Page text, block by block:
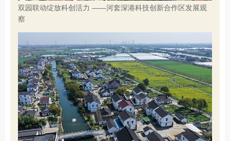
双园联动绽放科创活力 ——河套深港科技创新合作区发展观
察